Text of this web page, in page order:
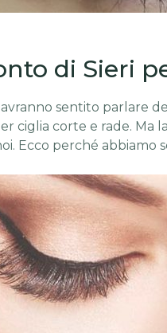
di Sieri
sentito parlare
ciglia corte e rade. Ma
Ecco perché abbiamo